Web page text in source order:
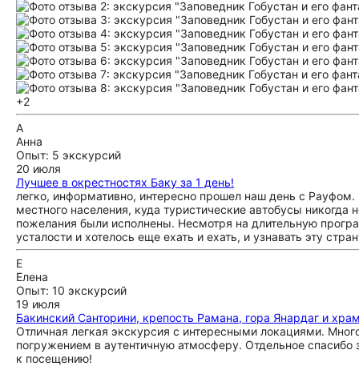
+2
А
Анна
Опыт: 5 экскурсий
20 июля
Лучшее в окрестностях Баку за 1 день!
легко, информативно, интересно прошел наш день с
местного населения, куда туристические автобусы никогда
пожелания были исполнены. Несмотря на длительную
усталости и хотелось еще ехать и ехать, и узнавать эту
Е
Елена
Опыт: 10 экскурсий
19 июля
Бакинский Санторини, крепость Рамана, гора Янардаг и
Отличная легкая экскурсия с интересными локациями.
погружением в аутентичную атмосферу. Отдельное
к посещению!